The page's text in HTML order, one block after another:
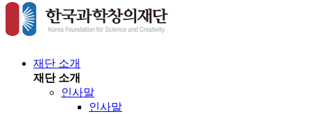
재단 소개
재단 소개
인사말
인사말